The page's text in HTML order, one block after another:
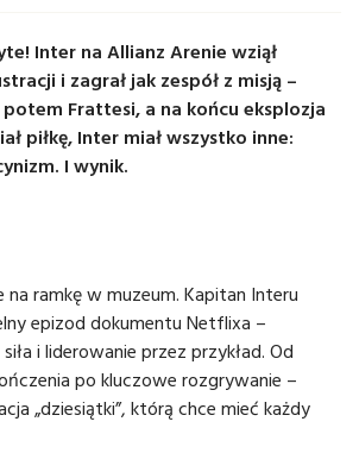
Inter na Allianz Arenie wziął
i zagrał jak zespół z misją –
Frattesi, a na końcu eksplozja
piłkę, Inter miał wszystko inne:
I wynik.
na ramkę w muzeum. Kapitan Interu
epizod dokumentu Netflixa –
i liderowanie przez przykład. Od
po kluczowe rozgrywanie –
„dziesiątki”, którą chce mieć każdy